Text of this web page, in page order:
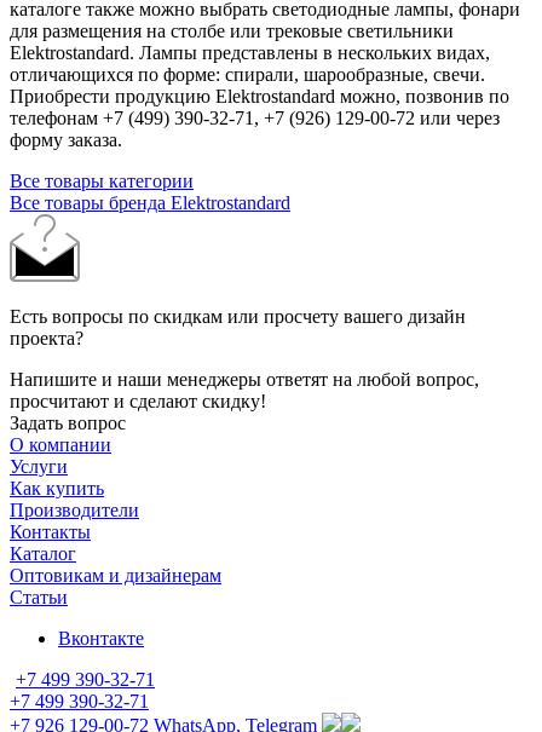
каталоге также можно выбрать светодиодные лампы, фонари
для размещения на столбе или трековые светильники
Elektrostandard. Лампы представлены в нескольких видах,
отличающихся по форме: спирали, шарообразные, свечи.
Приобрести продукцию Elektrostandard можно, позвонив по
телефонам +7 (499) 390-32-71, +7 (926) 129-00-72 или через
форму заказа.
Все товары категории
Все товары бренда Elektrostandard
Есть вопросы по скидкам или просчету вашего дизайн
проекта?
Напишите и наши менеджеры ответят на любой вопрос,
просчитают и сделают скидку!
Задать вопрос
О компании
Услуги
Как купить
Производители
Контакты
Каталог
Оптовикам и дизайнерам
Статьи
Вконтакте
+7 499 390-32-71
+7 499 390-32-71
+7 926 129-00-72 WhatsApp, Telegram